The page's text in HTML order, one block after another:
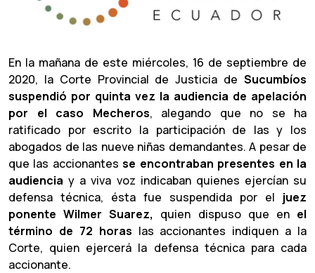
En la mañana de este miércoles, 16 de septiembre de
2020, la Corte Provincial de Justicia de Sucumbíos
suspendió por quinta vez la audiencia de apelación
por el caso Mecheros, alegando que no se ha
ratificado por escrito la participación de las y los
abogados de las nueve niñas demandantes. A pesar de
que las accionantesse encontraban presentes en la
audiencia y a viva voz indicaban quienes ejercían su
defensa técnica, ésta fue suspendida por el juez
ponente Wilmer Suarez, quien dispuso que en el
término de 72 horas las accionantes indiquen a la
Corte, quien ejercerá la defensa técnica para cada
accionante.